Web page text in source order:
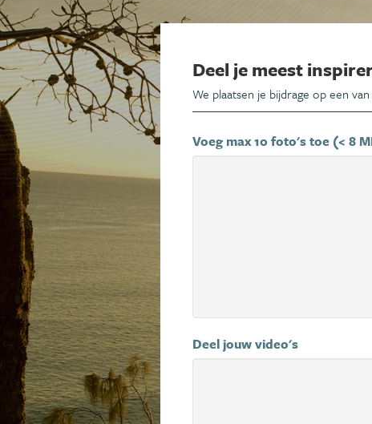
Deel je meest
We plaatsen je bijdrage op een
Voeg max 10 foto's toe (< 8
Deel jouw video's